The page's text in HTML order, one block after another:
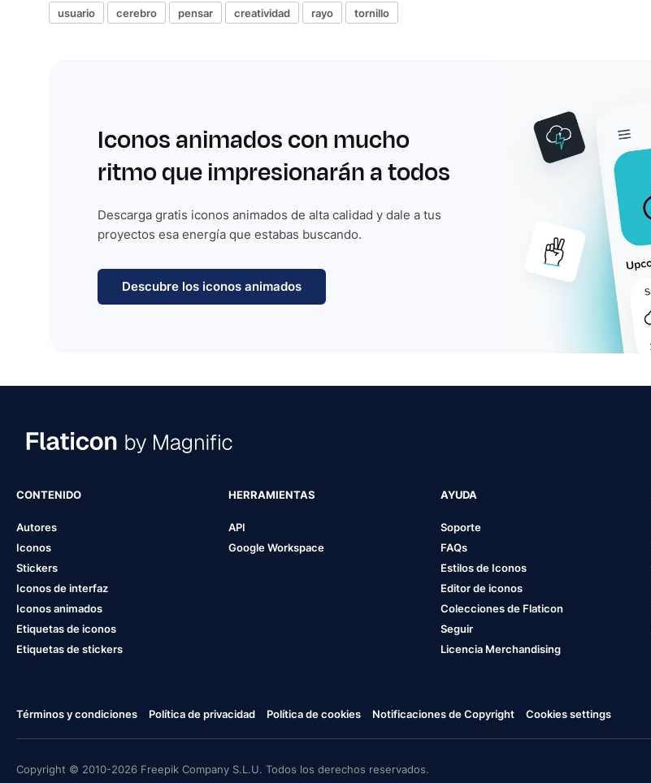
usuario cerebro pensar creatividad rayo tornillo
Iconos animados con mucho
ritmo que impresionarán a todos
Descarga gratis iconos animados de alta calidad y dale a tus
proyectos esa energía que estabas buscando.
Descubre los iconos animados
CONTENIDO
Autores
Iconos
Stickers
Iconos de interfaz
Iconos animados
Etiquetas de iconos
Etiquetas de stickers
HERRAMIENTAS
API
Google Workspace
AYUDA
Soporte
FAQs
Estilos de Iconos
Editor de iconos
Colecciones de Flaticon
Seguir
Licencia Merchandising
Términos y condiciones Política de privacidad Política de cookies Notificaciones de Copyright Cookies settings
Copyright © 2010-2026 Freepik Company S.L.U. Todos los derechos reservados.